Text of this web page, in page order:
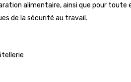
alimentaire, ainsi que pour
de la sécurité au travail.